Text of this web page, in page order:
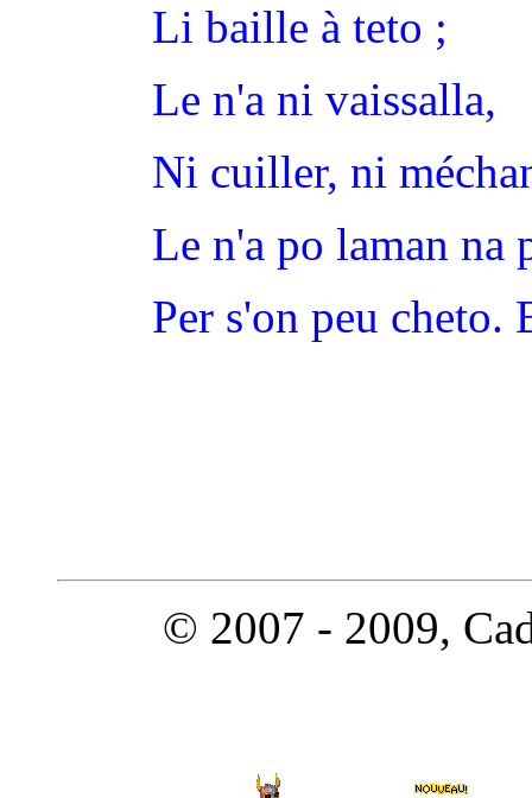
Li baille à teto ;
Le n'a ni vaissalla,
Ni cuiller, ni
Le n'a po laman na
Per s'on peu cheto.
© 2007 - 2009,